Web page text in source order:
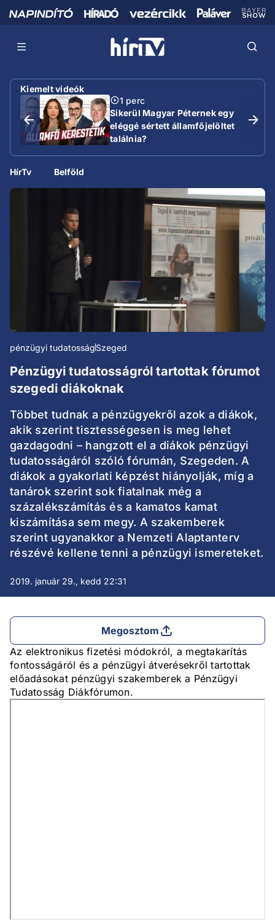
Kiemelt videók
1 perc
Sikerül Magyar Péternek egy
eléggé sértett államfőjelöltet
találnia?
HírTv Belföld
pénzügyi tudatosságSzeged
Pénzügyi tudatosságról tartottak fórumot
szegedi diákoknak
Többet tudnak a pénzügyekről azok a diákok,
akik szerint tisztességesen is meg lehet
gazdagodni – hangzott el a diákok pénzügyi
tudatosságáról szóló fórumán, Szegeden. A
diákok a gyakorlati képzést hiányolják, míg a
tanárok szerint sok fiatalnak még a
százalékszámítás és a kamatos kamat
kiszámítása sem megy. A szakemberek
szerint ugyanakkor a Nemzeti Alaptanterv
részévé kellene tenni a pénzügyi ismereteket.
2019. január 29., kedd 22:31
Megosztom
Az elektronikus fizetési módokról, a megtakarítás
fontosságáról és a pénzügyi átverésekről tartottak
előadásokat pénzügyi szakemberek a Pénzügyi
Tudatosság Diákfórumon.